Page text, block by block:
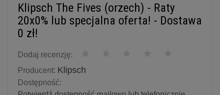
Klipsch The Fives (orzech) - Raty
20x0% lub specjalna oferta! - Dostawa
0 zł!
Dodaj recenzję:
Producent: Klipsch
Dostępność: